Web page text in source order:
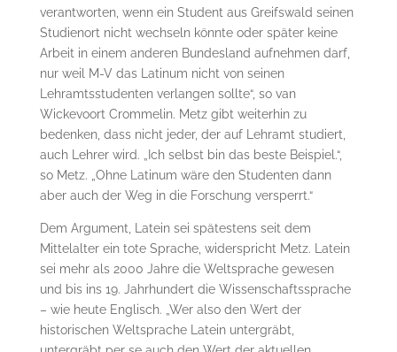
verantworten, wenn ein Student aus Greifswald seinen
Studienort nicht wech­seln könnte oder später keine
Arbeit in einem anderen Bundesland aufnehmen darf,
nur weil M-V das Latinum nicht von seinen
Lehramtsstudenten verlangen sollte“, so van
Wickevoort Crommelin. Metz gibt weiterhin zu
bedenken, dass nicht jeder, der auf Lehramt studiert,
auch Lehrer wird. „Ich selbst bin das beste Beispiel.“,
so Metz. „Ohne Latinum wäre den Studenten dann
aber auch der Weg in die Forschung versperrt.“
Dem Argument, Latein sei spätestens seit dem
Mittelalter ein tote Sprache, widerspricht Metz. Latein
sei mehr als 2000 Jahre die Weltsprache gewesen
und bis ins 19. Jahrhundert die Wis­sen­schaftssprache
– wie heute Englisch. „Wer also den Wert der
historischen Weltsprache Latein untergräbt,